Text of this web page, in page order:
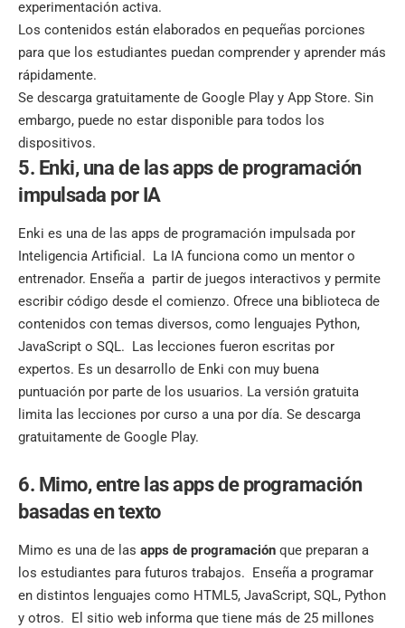
experimentación activa.
Los contenidos están elaborados en pequeñas porciones
para que los estudiantes puedan comprender y aprender más
rápidamente.
Se descarga gratuitamente de Google Play y App Store. Sin
embargo, puede no estar disponible para todos los
dispositivos.
5. Enki, una de las apps de programación
impulsada por IA
Enki es una de las apps de programación impulsada por
Inteligencia Artificial. La IA funciona como un mentor o
entrenador. Enseña a partir de juegos interactivos y permite
escribir código desde el comienzo. Ofrece una biblioteca de
contenidos con temas diversos, como lenguajes Python,
JavaScript o SQL. Las lecciones fueron escritas por
expertos. Es un desarrollo de Enki con muy buena
puntuación por parte de los usuarios. La versión gratuita
limita las lecciones por curso a una por día. Se descarga
gratuitamente de Google Play.
6. Mimo, entre las apps de programación
basadas en texto
Mimo es una de las apps de programación que preparan a
los estudiantes para futuros trabajos. Enseña a programar
en distintos lenguajes como HTML5, JavaScript, SQL, Python
y otros. El sitio web informa que tiene más de 25 millones